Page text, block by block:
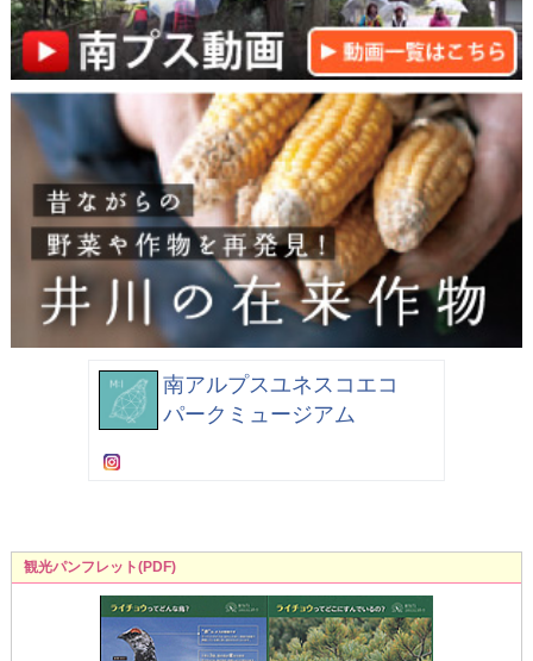
南アルプスユネスコエコ
パークミュージアム
観光パンフレット(PDF)